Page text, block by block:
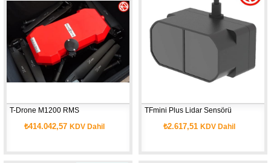
T-Drone M1200 RMS
₺414.042,57 KDV Dahil
TFmini Plus Lidar Sensörü
₺2.617,51 KDV Dahil